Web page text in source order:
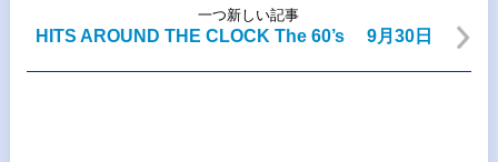
一つ新しい記事
HITS AROUND THE CLOCK The 60’s 9月30日